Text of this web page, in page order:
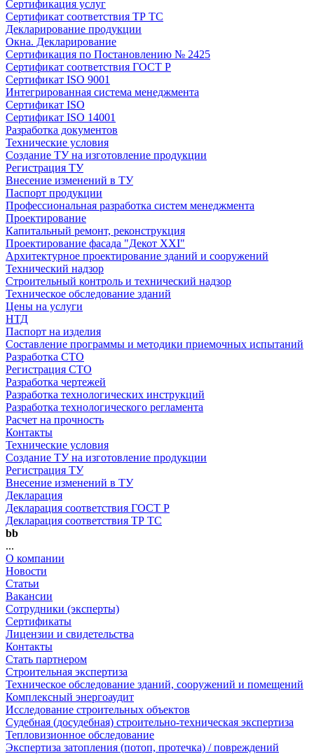
Сертификация услуг
Сертификат соответствия ТР ТС
Декларирование продукции
Окна. Декларирование
Сертификация по Постановлению № 2425
Сертификат соответствия ГОСТ Р
Сертификат ISO 9001
Интегрированная система менеджмента
Сертификат ISO
Сертификат ISO 14001
Разработка документов
Технические условия
Создание ТУ на изготовление продукции
Регистрация ТУ
Внесение изменений в ТУ
Паспорт продукции
Профессиональная разработка систем менеджмента
Проектирование
Капитальный ремонт, реконструкция
Проектирование фасада "Декот XXI"
Архитектурное проектирование зданий и сооружений
Технический надзор
Строительный контроль и технический надзор
Техническое обследование зданий
Цены на услуги
НТД
Паспорт на изделия
Составление программы и методики приемочных испытаний
Разработка СТО
Регистрация СТО
Разработка чертежей
Разработка технологических инструкций
Разработка технологического регламента
Расчет на прочность
Контакты
Технические условия
Создание ТУ на изготовление продукции
Регистрация ТУ
Внесение изменений в ТУ
Декларация
Декларация соответствия ГОСТ Р
Декларация соответствия ТР ТС
bb
...
О компании
Новости
Статьи
Вакансии
Сотрудники (эксперты)
Сертификаты
Лицензии и свидетельства
Контакты
Стать партнером
Строительная экспертиза
Техническое обследование зданий, сооружений и помещений
Комплексный энергоаудит
Исследование строительных объектов
Судебная (досудебная) строительно-техническая экспертиза
Тепловизионное обследование
Экспертиза затопления (потоп, протечка) / повреждений